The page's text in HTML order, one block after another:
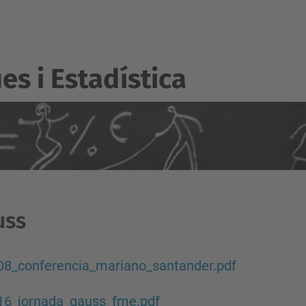
i Estadí­stica